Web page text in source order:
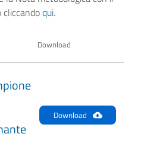
cliccandoqui.
Download
Download